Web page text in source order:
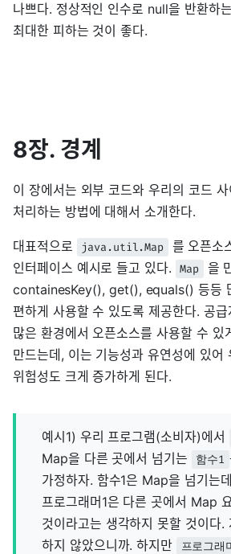
나쁘다. 정상적인 인수로 null을 반환하
최대한 피하는 것이 좋다.
8장. 경계
이 장에서는 외부 코드와 우리의 코드 사
처리하는 방법에 대해서 소개한다.
대표적으로 java.util.Map
를 오픈소
인터페이스 예시로 들고 있다.
Map
을
containesKey(), get(), equals() 등등
편하게 사용할 수 있도록 제공한다. 공
많은 환경에서 오픈소스를 사용할 수 있
만드는데, 이는 기능성과 유연성에 있어
위험성도 크게 증가하게 된다.
예시1) 우리 프로그램(소비자)에서
Map을 다른 곳에서 넘기는
함수1
가정하자. 함수1은 Map을 넘기는
프로그래머1은 다른 곳에서 Map
것이라고는 생각하지 못할 것이다.
하지 않았으니까. 하지만
프로그래